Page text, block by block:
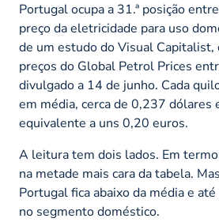
Portugal ocupa a 31.ª posição
preço da eletricidade para uso
de um estudo do Visual Capitalist,
preços do Global Petrol Prices
divulgado a 14 de junho. Cada
em média, cerca de 0,237 dólares
equivalente a uns 0,20 euros.
A leitura tem dois lados. Em
na metade mais cara da tabela.
Portugal fica abaixo da média e
no segmento doméstico.